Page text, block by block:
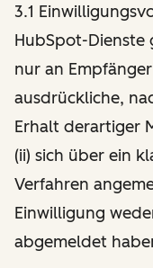
3.1
HubSpot-Dienste
nur an
ausdrückliche,
Erhalt derartiger
(ii) sich über ein
Verfahren
Einwilligung
abgemeldet